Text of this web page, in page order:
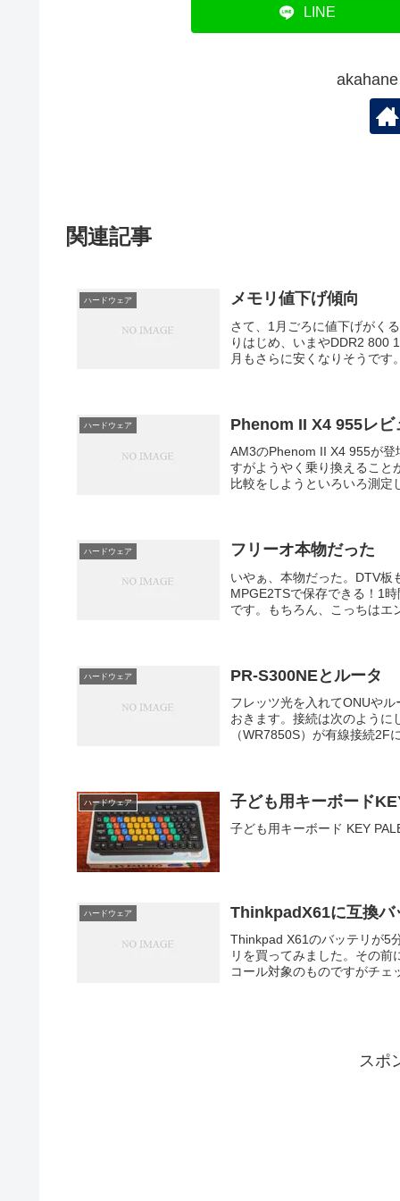
LINE
関連記事
ハードウェア メモリ値下げ傾向
さて、1月ごろに値下げがく
りはじめ、いまやDDR2 800
月もさらに安くなりそうです
ハードウェア Phenom II X4 955レビ
AM3のPhenom II X4 955が
すがようやく乗り換えること
比較をしようといろいろ測定
ハードウェア フリーオ本物だった
いやぁ、本物だった。DTV板
MPGE2TSで保存できる！1
です。もちろん、こっちはエ
ハードウェア PR-S300NEとルータ
フレッツ光を入れてONUや
おきます。接続は次のように
（WR7850S）が有線接続2F
ハードウェア 子ども用キーボード
子ども用キーボード KEY
ハードウェア ThinkpadX61に互換バ
Thinkpad X61のバッテリが5
リを買ってみました。その
コール対象のものですがチェ
スポ